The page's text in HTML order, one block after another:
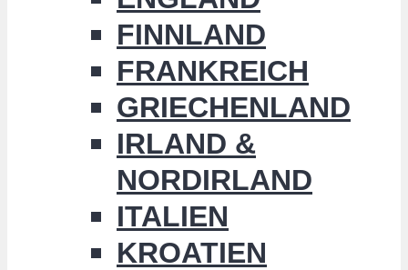
FINNLAND
FRANKREICH
GRIECHENLAND
IRLAND &
NORDIRLAND
ITALIEN
KROATIEN